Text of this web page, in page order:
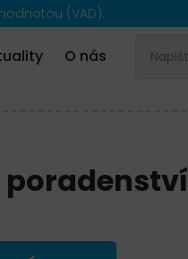
(VAD).
O nás
poradenství